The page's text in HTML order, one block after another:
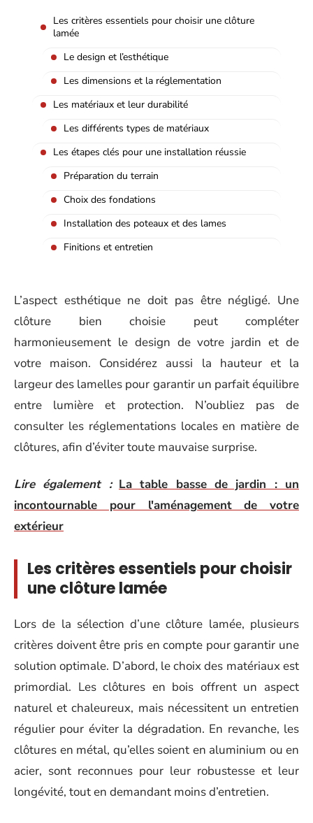
Les critères essentiels pour choisir une clôture
lamée
Le design et l’esthétique
Les dimensions et la réglementation
Les matériaux et leur durabilité
Les différents types de matériaux
Les étapes clés pour une installation réussie
Préparation du terrain
Choix des fondations
Installation des poteaux et des lames
Finitions et entretien
L’aspect esthétique ne doit pas être négligé. Une
clôture bien choisie peut compléter
harmonieusement le design de votre jardin et de
votre maison. Considérez aussi la hauteur et la
largeur des lamelles pour garantir un parfait équilibre
entre lumière et protection. N’oubliez pas de
consulter les réglementations locales en matière de
clôtures, afin d’éviter toute mauvaise surprise.
Lire également : La table basse de jardin : un
incontournable pour l'aménagement de votre
extérieur
Les critères essentiels pour choisir
une clôture lamée
Lors de la sélection d’une clôture lamée, plusieurs
critères doivent être pris en compte pour garantir une
solution optimale. D’abord, le choix des matériaux est
primordial. Les clôtures en bois offrent un aspect
naturel et chaleureux, mais nécessitent un entretien
régulier pour éviter la dégradation. En revanche, les
clôtures en métal, qu’elles soient en aluminium ou en
acier, sont reconnues pour leur robustesse et leur
longévité, tout en demandant moins d’entretien.